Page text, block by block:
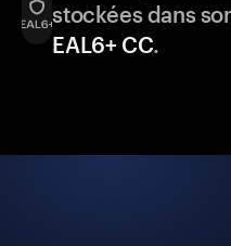
stockées dans
EAL6+ CC.